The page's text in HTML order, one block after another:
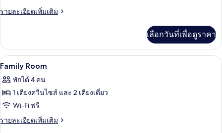
ลี่
2
ห้อง
นอน,
ห้อง
ครัว,
วิว
เมือง
รายละเอียดเพิ่มเติม
ราย
เกี่ยว
กับ
ห้อง
มิ
ลี่
ท,
2
ห้อง
เลือกวันที่เพื่อดูราคา
เปิด
ภาพถ่าย
ทั้งหมด
ของ
Family
เครื่องนอนป้องกันสารก่อภูมิแพ้, มินิบา
13
Family Room
พักได้ 4 คน
1 เตียงควีนไซส์ และ 2 เตียงเดี่ยว
Wi-Fi ฟรี
รายละเอียดเพิ่มเติม
ราย